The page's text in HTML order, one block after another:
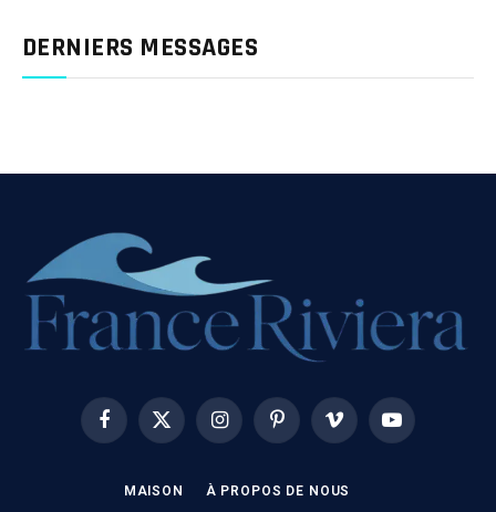
DERNIERS MESSAGES
FacebookX
(Twitter)
InstagramPinterestVimeo YouTube
MAISON À PROPOS DE NOUS